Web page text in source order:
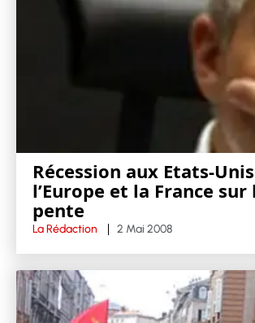
Récession aux Etats-
l’Europe et la France
pente
La Rédaction 2 Mai 2008